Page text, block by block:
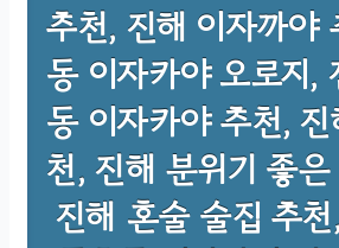
추천, 진해 이자까야
동 이자카야 오로지,
동 이자카야 추천,
천, 진해 분위기 좋
진해 혼술 술집 추